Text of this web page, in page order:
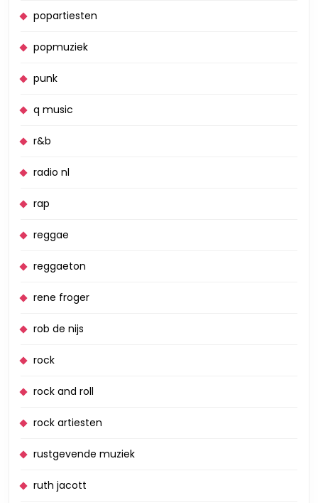
popartiesten
popmuziek
punk
q music
r&b
radio nl
rap
reggae
reggaeton
rene froger
rob de nijs
rock
rock and roll
rock artiesten
rustgevende muziek
ruth jacott